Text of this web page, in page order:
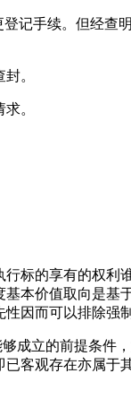
记手续。但经查
。
。
标的享有的权利
本价值取向是基
因而可以排除强
成立的前提条件
客观存在亦属于